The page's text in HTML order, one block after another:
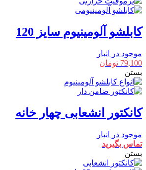
کابلشو آلومینیوم سایز 120
موجود در انبار
79,100 تومان
بستن
کانکتور انشعابی چهار خانه
موجود در انبار
تماس بگیرید
بستن